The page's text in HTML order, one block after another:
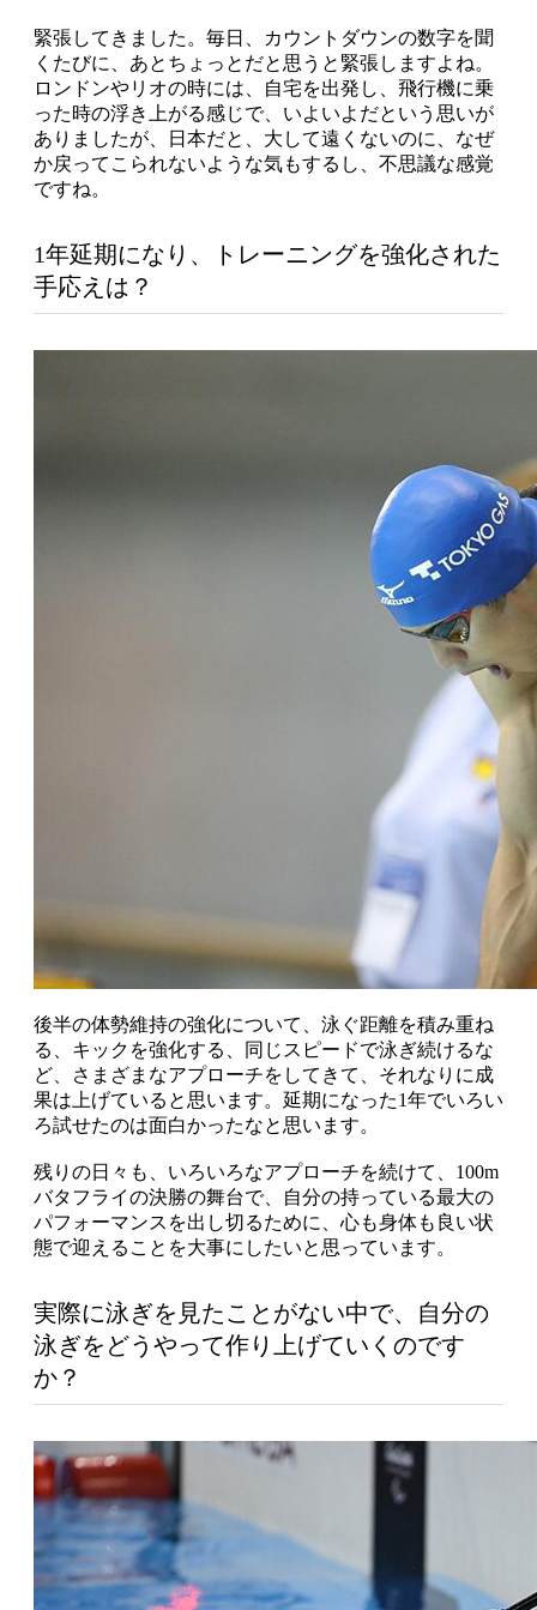
緊張してきました。毎日、カウントダウンの数字を聞
くたびに、あとちょっとだと思うと緊張しますよね。
ロンドンやリオの時には、自宅を出発し、飛行機に乗
った時の浮き上がる感じで、いよいよだという思いが
ありましたが、日本だと、大して遠くないのに、なぜ
か戻ってこられないような気もするし、不思議な感覚
ですね。
1年延期になり、トレーニングを強化された
手応えは？
後半の体勢維持の強化について、泳ぐ距離を積み重ね
る、キックを強化する、同じスピードで泳ぎ続けるな
ど、さまざまなアプローチをしてきて、それなりに成
果は上げていると思います。延期になった1年でいろい
ろ試せたのは面白かったなと思います。
残りの日々も、いろいろなアプローチを続けて、100m
バタフライの決勝の舞台で、自分の持っている最大の
パフォーマンスを出し切るために、心も身体も良い状
態で迎えることを大事にしたいと思っています。
実際に泳ぎを見たことがない中で、自分の
泳ぎをどうやって作り上げていくのです
か？